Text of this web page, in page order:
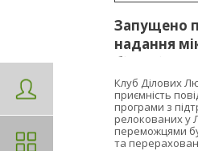
Запущено
надання
бізнесів,
Львівську
Клуб Ділових
приємність
програми з
релокованих у
переможцями
та